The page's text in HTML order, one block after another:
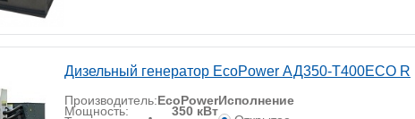
Дизельный генератор EcoPower АД350-T400ECO R
Производитель:EcoPower
Мощность: 350 кВт
Исполнение